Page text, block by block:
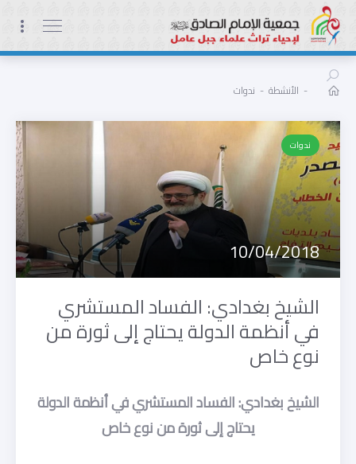
- الأنشطة - ندوات
ندوات
10/04/2018
الشيخ بغدادي: الفساد المستشري
في أنظمة الدولة يحتاج إلى ثورة من
نوع خاص
الشيخ بغدادي: الفساد المستشري في أنظمة الدولة
يحتاج إلى ثورة من نوع خاص